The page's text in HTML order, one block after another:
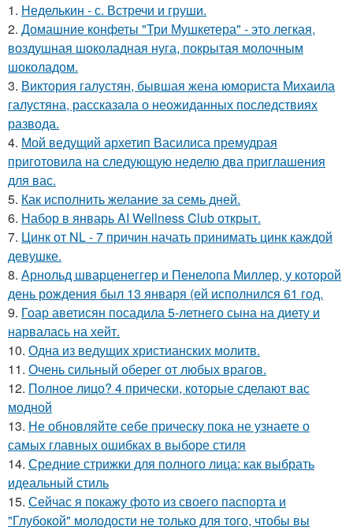
1. Неделькин - с. Встречи и груши.
2. Домашние конфеты "Три Мушкетера" - это легкая,
воздушная шоколадная нуга, покрытая молочным
шоколадом.
3. Виктория галустян, бывшая жена юмориста Михаила
галустяна, рассказала о неожиданных последствиях
развода.
4. Мой ведущий архетип Василиса премудрая
приготовила на следующую неделю два приглашения
для вас.
5. Как исполнить желание за семь дней.
6. Набор в январь AI Wellness Club открыт.
7. Цинк от NL - 7 причин начать принимать цинк каждой
девушке.
8. Арнольд шварценеггер и Пенелопа Миллер, у которой
день рождения был 13 января (ей исполнился 61 год.
9. Гоар аветисян посадила 5-летнего сына на диету и
нарвалась на хейт.
10. Одна из ведущих христианских молитв.
11. Очень сильный оберег от любых врагов.
12. Полное лицо? 4 прически, которые сделают вас
модной
13. Не обновляйте себе прическу пока не узнаете о
самых главных ошибках в выборе стиля
14. Средние стрижки для полного лица: как выбрать
идеальный стиль
15. Сейчас я покажу фото из своего паспорта и
"Глубокой" молодости не только для того, чтобы вы